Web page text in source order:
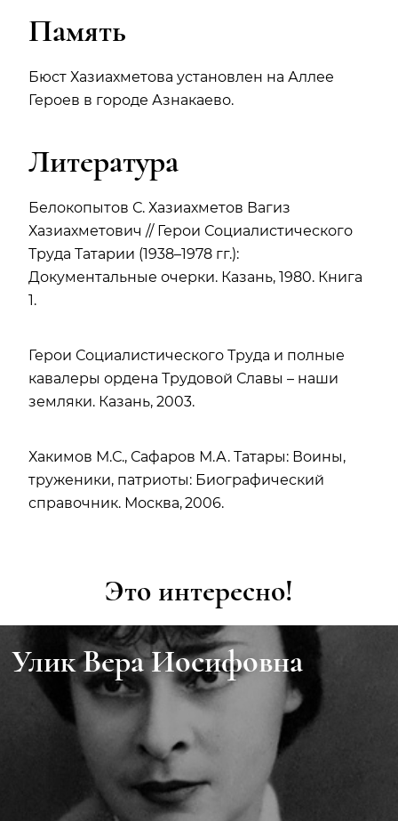
Память
Бюст Хазиахметова установлен на Аллее
Героев в городе Азнакаево.
Литература
Белокопытов С. Хазиахметов Вагиз
Хазиахметович // Герои Социалистического
Труда Татарии (1938–1978 гг.):
Документальные очерки. Казань, 1980. Книга
1.
Герои Социалистического Труда и полные
кавалеры ордена Трудовой Славы – наши
земляки. Казань, 2003.
Хакимов М.С., Сафаров М.А. Татары: Воины,
труженики, патриоты: Биографический
справочник. Москва, 2006.
Это интересно!
Улик Вера Иосифовна